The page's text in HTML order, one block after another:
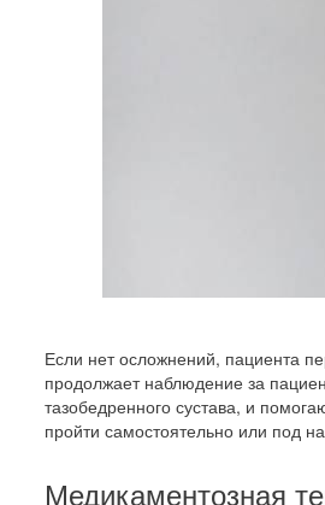
Если нет осложнений, пациента
продолжает наблюдение за
тазобедренного сустава, и
пройти самостоятельно или под
Медикаментозная